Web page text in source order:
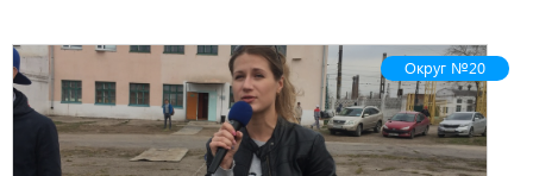
Округ №20